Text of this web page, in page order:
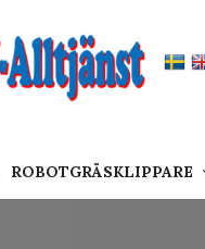
ROBOTGRÄSKLIPPARE